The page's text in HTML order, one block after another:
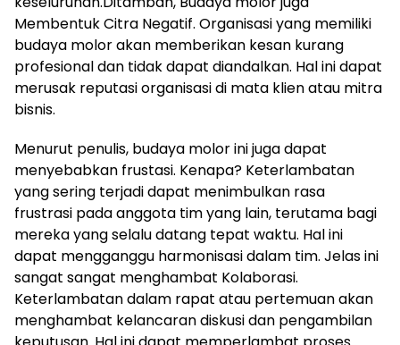
Membentuk Citra Negatif. Organisasi yang memiliki
budaya molor akan memberikan kesan kurang
profesional dan tidak dapat diandalkan. Hal ini dapat
merusak reputasi organisasi di mata klien atau mitra
bisnis.
Menurut penulis, budaya molor ini juga dapat
menyebabkan frustasi. Kenapa? Keterlambatan
yang sering terjadi dapat menimbulkan rasa
frustrasi pada anggota tim yang lain, terutama bagi
mereka yang selalu datang tepat waktu. Hal ini
dapat mengganggu harmonisasi dalam tim. Jelas ini
sangat sangat menghambat Kolaborasi.
Keterlambatan dalam rapat atau pertemuan akan
menghambat kelancaran diskusi dan pengambilan